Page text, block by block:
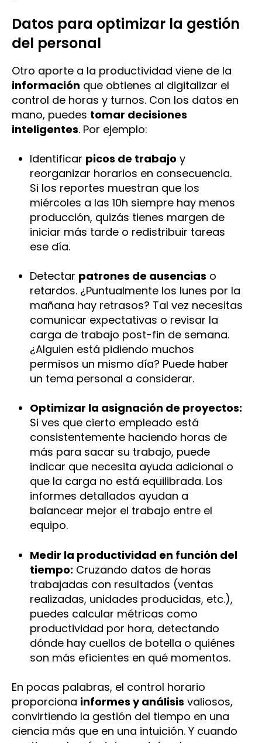
Datos para optimizar la gestión
del personal
Otro aporte a la productividad viene de la
información que obtienes al digitalizar el
control de horas y turnos. Con los datos en
mano, puedes tomar decisiones
inteligentes. Por ejemplo:
Identificar picos de trabajo y
reorganizar horarios en consecuencia.
Si los reportes muestran que los
miércoles a las 10h siempre hay menos
producción, quizás tienes margen de
iniciar más tarde o redistribuir tareas
ese día.
Detectar patrones de ausencias o
retardos. ¿Puntualmente los lunes por la
mañana hay retrasos? Tal vez necesitas
comunicar expectativas o revisar la
carga de trabajo post-fin de semana.
¿Alguien está pidiendo muchos
permisos un mismo día? Puede haber
un tema personal a considerar.
Optimizar la asignación de proyectos:
Si ves que cierto empleado está
consistentemente haciendo horas de
más para sacar su trabajo, puede
indicar que necesita ayuda adicional o
que la carga no está equilibrada. Los
informes detallados ayudan a
balancear mejor el trabajo entre el
equipo.
Medir la productividad en función del
tiempo: Cruzando datos de horas
trabajadas con resultados (ventas
realizadas, unidades producidas, etc.),
puedes calcular métricas como
productividad por hora, detectando
dónde hay cuellos de botella o quiénes
son más eficientes en qué momentos.
En pocas palabras, el control horario
proporciona informes y análisis valiosos,
convirtiendo la gestión del tiempo en una
ciencia más que en una intuición. Y cuando